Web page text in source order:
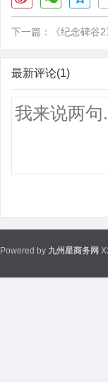
下一篇： 《纪念碑谷
最新评论(1)
Powered by 九州星商务网